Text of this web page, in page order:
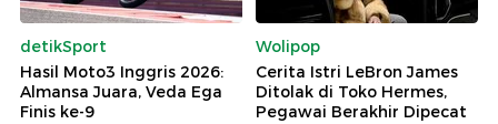
detikSport
Hasil Moto3 Inggris 2026:
Almansa Juara, Veda Ega
Finis ke-9
Wolipop
Cerita Istri LeBron James
Ditolak di Toko Hermes,
Pegawai Berakhir Dipecat